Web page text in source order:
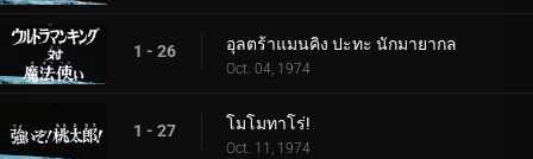
1 - 26 อุลตร้าแมนคิง ปะทะ นักมายากล
Oct. 04, 1974
1 - 27 โมโมทาโร่!
Oct. 11, 1974